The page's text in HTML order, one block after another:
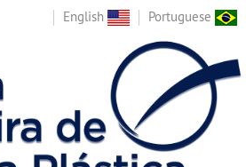
English Portuguese